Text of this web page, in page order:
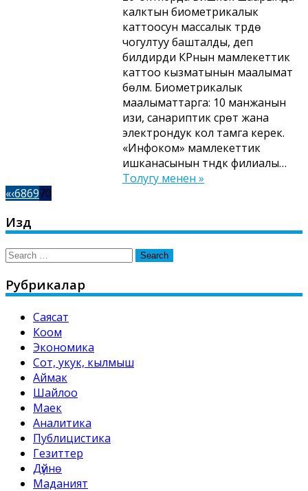
калктын биометрикалык
каттоосун массалык түрдө
чогултуу башталды, деп
билдирди КРнын мамлекеттик
каттоо кызматынын маалымат
бөлүмү. Биометрикалык
маалыматтарга: 10 манжанын
изи, санариптик сүрөт жана
электрондук кол тамга керек.
«Инфоком» мамлекеттик
ишканасынын түндүк филиалы…
Толугу менен »
«‹686970
Издөө
Search
Рубрикалар
Саясат
Коом
Экономика
Сот, укук, кылмыш
Аймак
Шайлоо
Маек
Аналитика
Публицистика
Гезиттер
Дүйнө
Маданият